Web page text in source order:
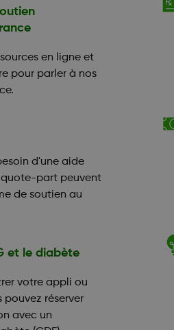
en ligne et
pour parler à nos
d'une aide
part peuvent
de soutien au
et le diabète
votre appli ou
pouvez réserver
avec un